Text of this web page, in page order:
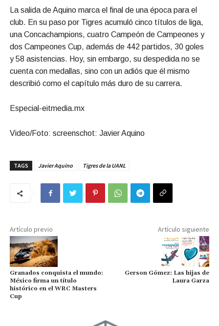
La salida de Aquino marca el final de una época para el
club. En su paso por Tigres acumuló cinco títulos de liga,
una Concachampions, cuatro Campeón de Campeones y
dos Campeones Cup, además de 442 partidos, 30 goles
y 58 asistencias. Hoy, sin embargo, su despedida no se
cuenta con medallas, sino con un adiós que él mismo
describió como el capítulo más duro de su carrera.
Especial-eitmedia.mx
Video/Foto: screenschot: Javier Aquino
TAGS Javier Aquino Tigres de la UANL
Artículo previo
Granados conquista el mundo:
México firma un título
histórico en el WRC Masters
Cup
Artículo siguiente
Gerson Gómez: Las hijas de
Laura Garza